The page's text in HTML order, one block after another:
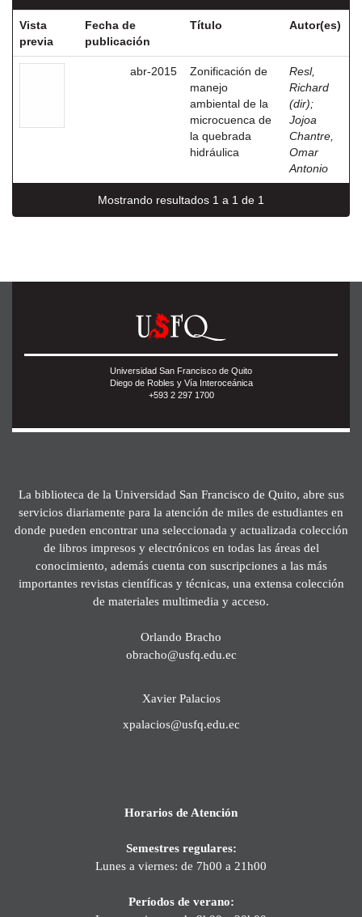
Vista
previa
Fecha de
publicación
Título Autor(es)
abr-2015
Zonificación de
manejo
ambiental de la
microcuenca de
la quebrada
hidráulica
Resl,
Richard
(dir);
Jojoa
Chantre,
Omar
Antonio
Mostrando resultados 1 a 1 de 1
Universidad San Francisco de Quito
Diego de Robles y Vía Interoceánica
+593 2 297 1700
La biblioteca de la Universidad San Francisco de Quito, abre sus
servicios diariamente para la atención de miles de estudiantes en
donde pueden encontrar una seleccionada y actualizada colección
de libros impresos y electrónicos en todas las áreas del
conocimiento, además cuenta con suscripciones a las más
importantes revistas científicas y técnicas, una extensa colección
de materiales multimedia y acceso.
Orlando Bracho
obracho@usfq.edu.ec
Xavier Palacios
xpalacios@usfq.edu.ec
Horarios de Atención
Semestres regulares:
Lunes a viernes: de 7h00 a 21h00
Períodos de verano: